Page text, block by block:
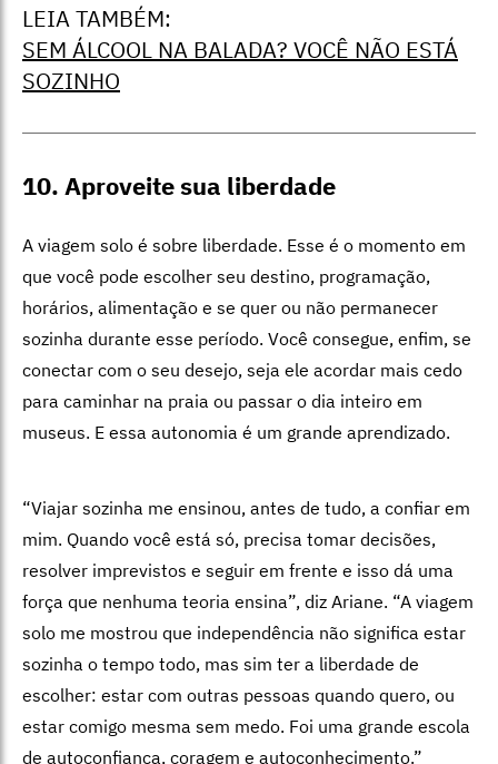
LEIA TAMBÉM:
SEM ÁLCOOL NA BALADA? VOCÊ NÃO ESTÁ
SOZINHO
10. Aproveite sua liberdade
A viagem solo é sobre liberdade. Esse é o momento em
que você pode escolher seu destino, programação,
horários, alimentação e se quer ou não permanecer
sozinha durante esse período. Você consegue, enfim, se
conectar com o seu desejo, seja ele acordar mais cedo
para caminhar na praia ou passar o dia inteiro em
museus. E essa autonomia é um grande aprendizado.
“Viajar sozinha me ensinou, antes de tudo, a confiar em
mim. Quando você está só, precisa tomar decisões,
resolver imprevistos e seguir em frente e isso dá uma
força que nenhuma teoria ensina”, diz Ariane. “A viagem
solo me mostrou que independência não significa estar
sozinha o tempo todo, mas sim ter a liberdade de
escolher: estar com outras pessoas quando quero, ou
estar comigo mesma sem medo. Foi uma grande escola
de autoconfiança, coragem e autoconhecimento.”